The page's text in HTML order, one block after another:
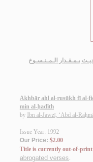
بـمـقـدار الـمـنـسـوخ
Akhbār ahl al-rusūkh fī al-
min al-ḥadīth
by Ibn al-Jawzī, ‘Abd al-
Issue Year: 1992
Our Price: $2.00
Title is currently out-of-print
abrogated verses.